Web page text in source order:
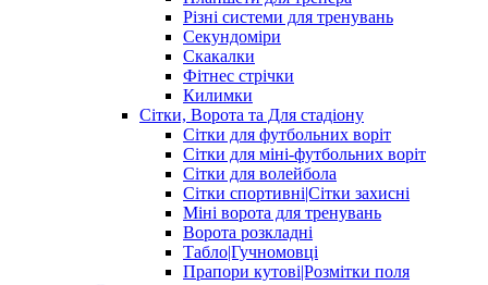
Різні системи для тренувань
Секундоміри
Скакалки
Фітнес стрічки
Килимки
Сітки, Ворота та Для стадіону
Сітки для футбольних воріт
Сітки для міні-футбольних воріт
Сітки для волейбола
Сітки спортивні|Cітки захисні
Міні ворота для тренувань
Ворота розкладні
Табло|Гучномовці
Прапори кутові|Розмітки поля